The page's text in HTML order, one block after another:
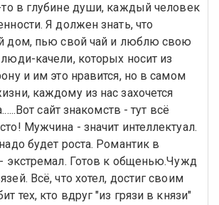
в глубине души, каждый человек
Я должен знать, что
дом, пью свой чай и люблю свою
качели, которых носит из
и им это нравится, но в самом
каждому из нас захочется
сайт знакомств - тут всё
Мужчина - значит интеллектуал.
будет роста. Романтик в
экстремал. Готов к общенью.Чужд
Всё, что хотел, достиг своим
тех, кто вдруг "из грязи в князи"